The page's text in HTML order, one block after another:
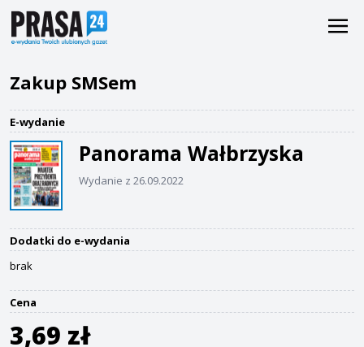
Zakup SMSem
E-wydanie
Panorama Wałbrzyska
Wydanie z 26.09.2022
Dodatki do e-wydania
brak
Cena
3,69 zł